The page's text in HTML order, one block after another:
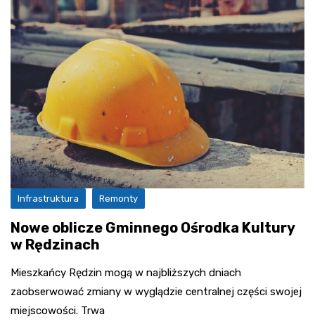
Infrastruktura Remonty
Nowe oblicze Gminnego Ośrodka Kultury
w Rędzinach
Mieszkańcy Rędzin mogą w najbliższych dniach
zaobserwować zmiany w wyglądzie centralnej części swojej
miejscowości. Trwa